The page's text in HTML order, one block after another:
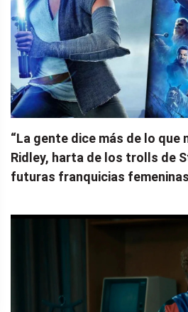
“La gente dice más de lo que
Ridley, harta de los trolls de
futuras franquicias